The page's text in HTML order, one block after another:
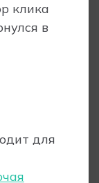
клика
в
для